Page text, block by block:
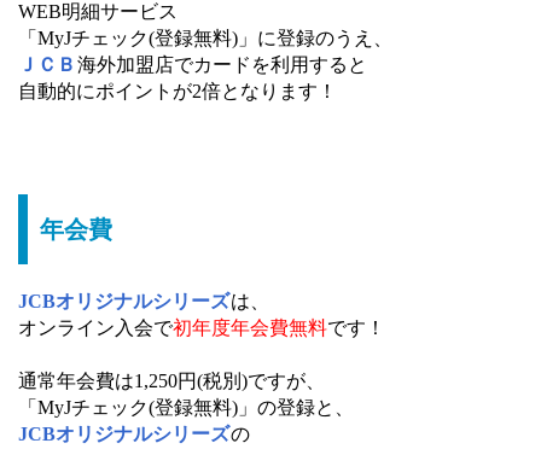
WEB明細サービス
「MyJチェック(登録無料)」に登録のうえ、
ＪＣＢ 海外加盟店でカードを利用すると
自動的にポイントが2倍となります！
年会費
JCBオリジナルシリーズは、
オンライン入会で初年度年会費無料です！
通常年会費は1,250円(税別)ですが、
「MyJチェック(登録無料)」の登録と、
JCBオリジナルシリーズの